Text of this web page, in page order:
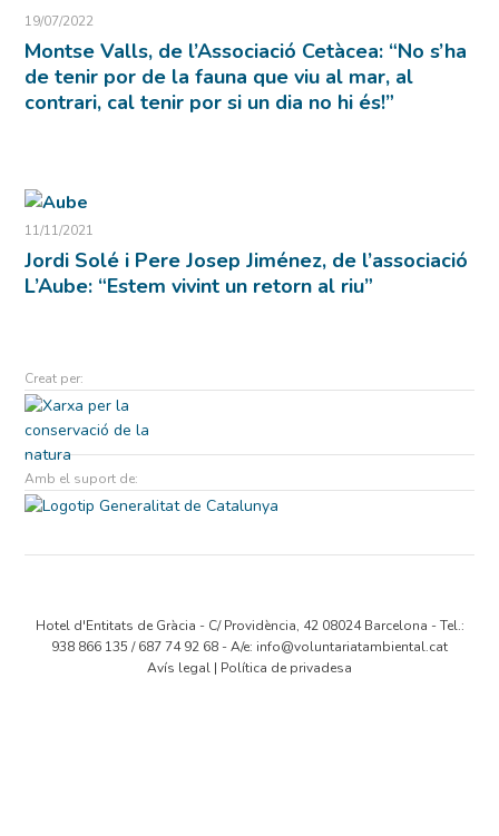
19/07/2022
Montse Valls, de l’Associació Cetàcea: “No s’ha
de tenir por de la fauna que viu al mar, al
contrari, cal tenir por si un dia no hi és!”
11/11/2021
Jordi Solé i Pere Josep Jiménez, de l’associació
L’Aube: “Estem vivint un retorn al riu”
Creat per:
Amb el suport de:
Hotel d'Entitats de Gràcia - C/ Providència, 42 08024 Barcelona - Tel.:
938 866 135 / 687 74 92 68 - A/e: info@voluntariatambiental.cat
Avís legal | Política de privadesa